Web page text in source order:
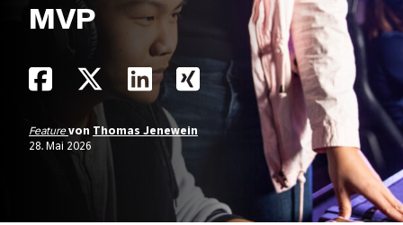
MVP
Featurevon Thomas Jenewein
28. Mai 2026